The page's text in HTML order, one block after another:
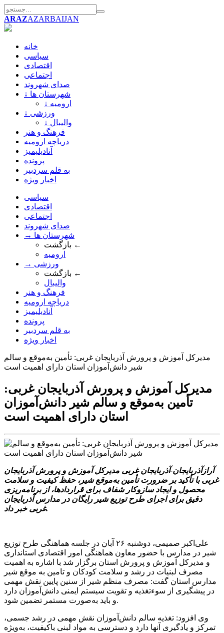
ARAZAZARBAIJAN
خانه
سیاسی
اقتصادی
اجتماعی
صدای شهروند
↓ شهرستان ها
↓ ارومیه
↓ ورزشی
↓ والیبال
فرهنگ و هنر
دریاچه ارومیه
آنادیلیمیز
پرونده
به قلم سردبیر
اخبار ویژه
سیاسی
اقتصادی
اجتماعی
صدای شهروند
→ شهرستان ها
بازگشت ←
ارومیه
→ ورزشی
بازگشت ←
والیبال
فرهنگ و هنر
دریاچه ارومیه
آنادیلیمیز
پرونده
به قلم سردبیر
اخبار ویژه
مدیرکل آموزش و پرورش آذربایجان غربی: تأمین به‌موقع و سالم
شیر دانش‌آموزان استان دارای اهمیت است
مدیرکل آموزش و پرورش آذربایجان غربی:
تأمین به‌موقع و سالم شیر دانش‌آموزان
استان دارای اهمیت است
آرازآذربایجان-آذربایجان غربی مدیرکل آموزش و پرورش آذربایجان
غربی با تأکید بر ضرورت تأمین به‌موقع شیر، حفظ کیفیت و سلامت
محصول و ایجاد سازوکار شفاف برای قراردادها، از برنامه‌ریزی
دقیق برای اجرای طرح توزیع شیر رایگان در مدارس آذربایجان
غربی خبر داد.
علی‌اکبر صمیمی، دوشنبه ۲۶ آبان در جلسه هماهنگی طرح توزیع
شیر در مدارس با حضور معاون هماهنگی امور اقتصادی استانداری
و مدیرکل آموزش و پرورش استان برگزار شد با اشاره به اهمیت
مصرف لبنیات در رشد و سلامت کودکان و تامین به موقع شیر
مدارس استان گفت: مصرف منظم شیر از سنین پایین نقش مهمی
در پیشگیری از سوءتغذیه و تقویت سیستم ایمنی دانش‌آموزان دارد
و باید به‌صورت مستمر تضمین شود.
وی افزود: تغذیه سالم دانش‌آموزان نقش مهمی در رشد جسمی،
تمرکز و یادگیری آنها دارد و دسترسی به مواد لبنی باکیفیت، به‌ویژه